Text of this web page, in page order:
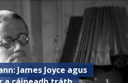
James Joyce agus